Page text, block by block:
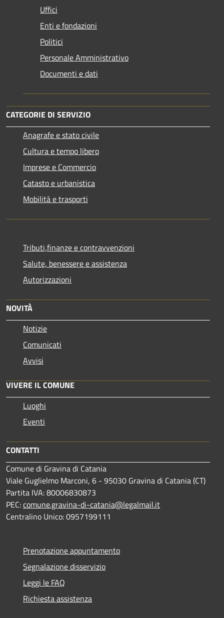
Uffici
Enti e fondazioni
Politici
Personale Amministrativo
Documenti e dati
CATEGORIE DI SERVIZIO
Anagrafe e stato civile
Cultura e tempo libero
Imprese e Commercio
Catasto e urbanistica
Mobilità e trasporti
Tributi,finanze e contravvenzioni
Salute, benessere e assistenza
Autorizzazioni
NOVITÀ
Notizie
Comunicati
Avvisi
VIVERE IL COMUNE
Luoghi
Eventi
CONTATTI
Comune di Gravina di Catania
Viale Guglielmo Marconi, 6 - 95030 Gravina di Catania (CT)
Partita IVA: 80006830873
PEC:comune.gravina-di-catania@legalmail.it
Centralino Unico: 0957199111
Prenotazione appuntamento
Segnalazione disservizio
Leggi le FAQ
Richiesta assistenza